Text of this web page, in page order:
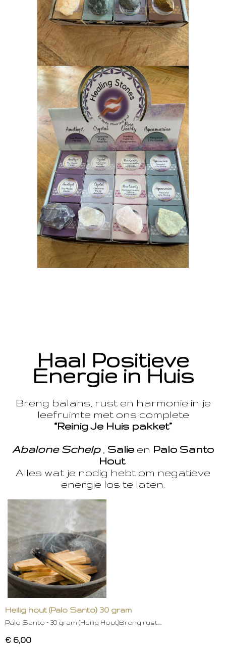
Haal Positieve
Energie in Huis
Breng balans, rust en harmonie in je
leefruimte met ons complete
“Reinig Je Huis pakket”
Abalone Schelp, Salie en Palo Santo
Hout
Alles wat je nodig hebt om negatieve
energie los te laten.
Heilig hout (Palo Santo) 30 gram
Palo Santo – 30 gram (Heilig Hout)Breng rust,…
€ 6,00